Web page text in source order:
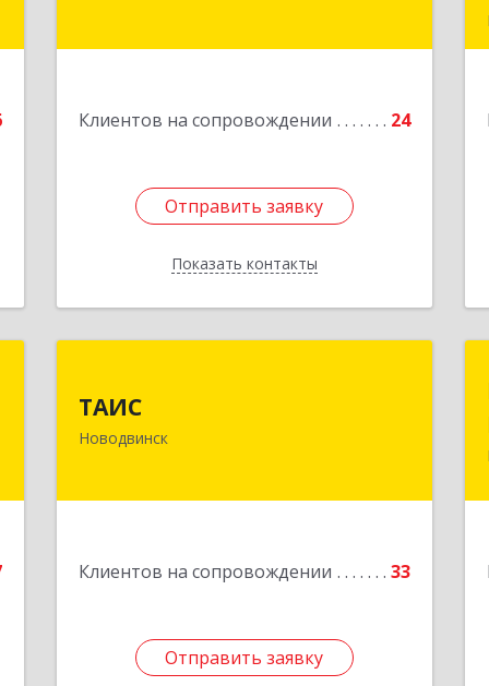
Клиентов на сопровождении 24
Отправить заявку
Показать контакты
Отправить заявку
Назад
ТАИС
Новодвинск
Клиентов на сопровождении 33
Отправить заявку
Новодвинск г, Димитрова ул, дом №
Отправить заявку